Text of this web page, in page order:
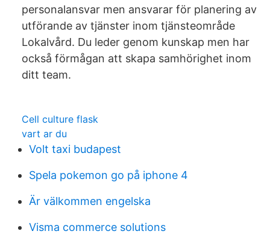
personalansvar men ansvarar för planering av
utförande av tjänster inom tjänsteområde
Lokalvård. Du leder genom kunskap men har
också förmågan att skapa samhörighet inom
ditt team.
Cell culture flask
vart ar du
Volt taxi budapest
Spela pokemon go på iphone 4
Är välkommen engelska
Visma commerce solutions